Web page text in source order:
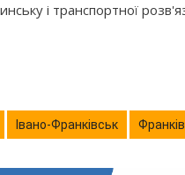
і транспортної
Івано-Франківськ